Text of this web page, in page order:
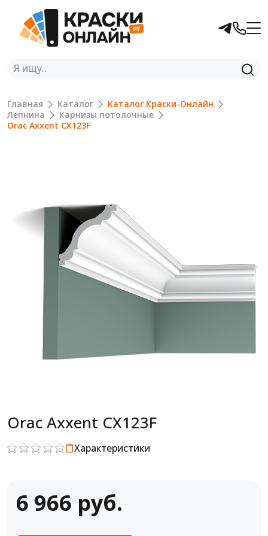
Главная Каталог
Каталог Краски-Онлайн
Лепнина
Карнизы потолочные
Orac Axxent CX123F
Orac Axxent CX123F
Характеристики
6 966 руб.